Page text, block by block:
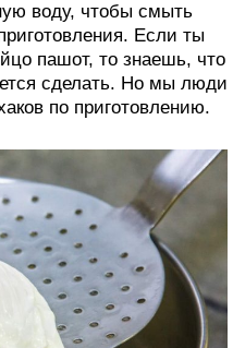
воду, чтобы смыть
Если ты
пашот, то знаешь, что
сделать. Но мы люди
по приготовлению.